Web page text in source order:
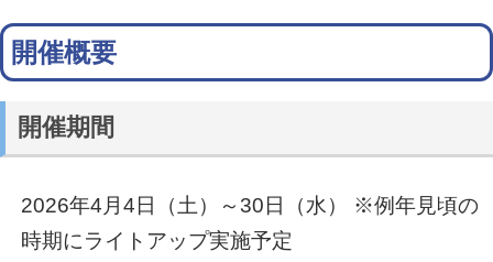
開催概要
開催期間
2026年4月4日（土）～30日（水） ※例年見頃の
時期にライトアップ実施予定